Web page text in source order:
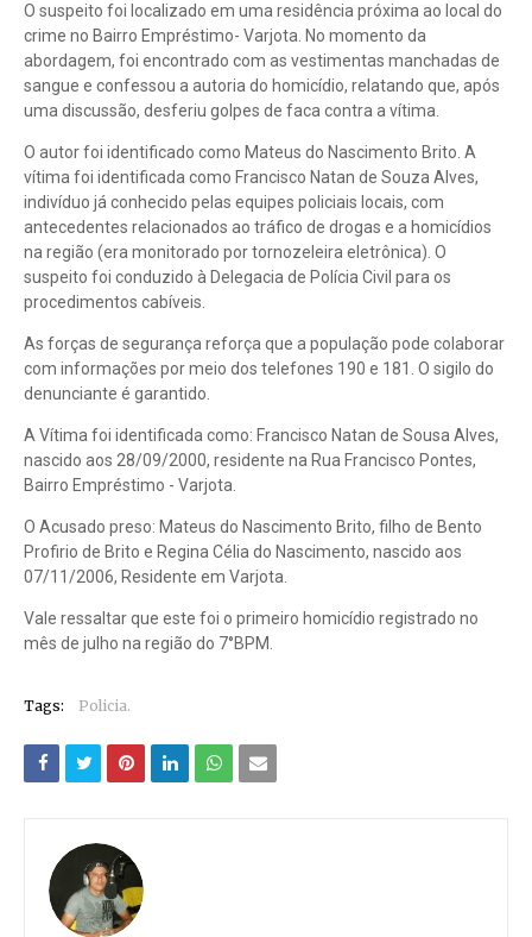
O suspeito foi localizado em uma residência próxima ao local do
crime no Bairro Empréstimo- Varjota. No momento da
abordagem, foi encontrado com as vestimentas manchadas de
sangue e confessou a autoria do homicídio, relatando que, após
uma discussão, desferiu golpes de faca contra a vítima.
O autor foi identificado como Mateus do Nascimento Brito. A
vítima foi identificada como Francisco Natan de Souza Alves,
indivíduo já conhecido pelas equipes policiais locais, com
antecedentes relacionados ao tráfico de drogas e a homicídios
na região (era monitorado por tornozeleira eletrônica). O
suspeito foi conduzido à Delegacia de Polícia Civil para os
procedimentos cabíveis.
As forças de segurança reforça que a população pode colaborar
com informações por meio dos telefones 190 e 181. O sigilo do
denunciante é garantido.
A Vítima foi identificada como: Francisco Natan de Sousa Alves,
nascido aos 28/09/2000, residente na Rua Francisco Pontes,
Bairro Empréstimo - Varjota.
O Acusado preso: Mateus do Nascimento Brito, filho de Bento
Profirio de Brito e Regina Célia do Nascimento, nascido aos
07/11/2006, Residente em Varjota.
Vale ressaltar que este foi o primeiro homicídio registrado no
mês de julho na região do 7°BPM.
Tags: Policia.